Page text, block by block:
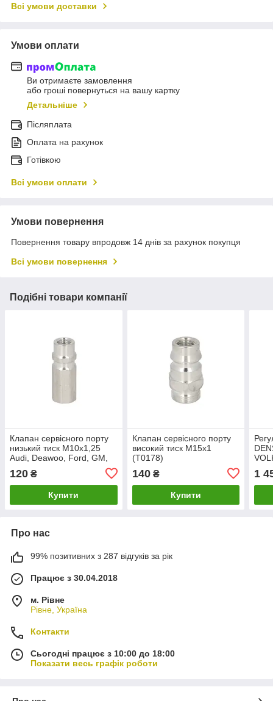
Всі умови доставки
Умови оплати
Ви отримаєте замовлення
або гроші повернуться на вашу картку
Детальніше
Післяплата
Оплата на рахунок
Готівкою
Всі умови оплати
Умови повернення
Повернення товару впродовж 14 днів за рахунок покупця
Всі умови повернення
Подібні товари компанії
Клапан сервісного порту
низький тиск М10х1,25
Audi, Deawoo, Ford, GM,
(T0145)
120 ₴
Купити
Клапан сервісного порту
високий тиск М15х1
(T0178)
140₴
Купити
1
Про нас
99% позитивних з 287 відгуків за рік
Працює з 30.04.2018
м. Рівне
Рівне, Україна
Контакти
Сьогодні працює з 10:00 до 18:00
Показати весь графік роботи